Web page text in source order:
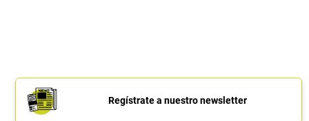
Regístrate a nuestro newsletter